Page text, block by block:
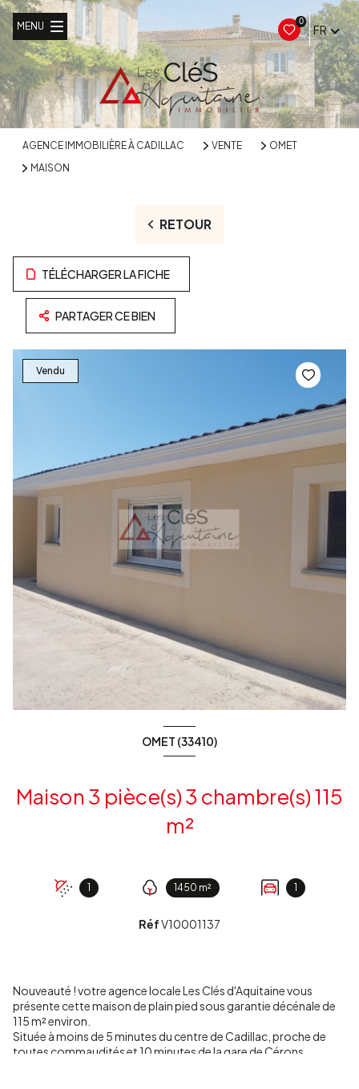
0
FR
MENU
AGENCE IMMOBILIÈRE À CADILLAC VENTE
OMET
MAISON
RETOUR
TÉLÉCHARGER LA FICHE
PARTAGER CE BIEN
Vendu
OMET (33410)
Maison 3 pièce(s) 3 chambre(s) 115
m²
1 1450 m² 1
RéfV10001137
Nouveauté ! votre agence locale Les Clés d'Aquitaine vous
présente cette maison de plain pied sous garantie décénale de
115 m² environ.
Située à moins de 5 minutes du centre de Cadillac, proche de
toutes commaudités et 10 minutes de la gare de Cérons.